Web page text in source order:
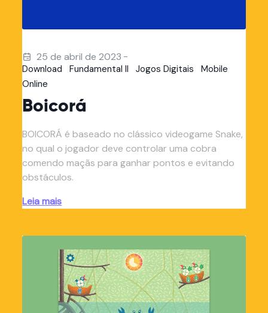
25 de abril de 2023 -
Download Fundamental II Jogos Digitais
Mobile
Online
Boicorá
BOICORÁ é baseado no clássico videogame Snake,
no qual o jogador deve controlar uma cobra
comendo maçãs para ganhar pontos e evitando
obstáculos.
Leia mais